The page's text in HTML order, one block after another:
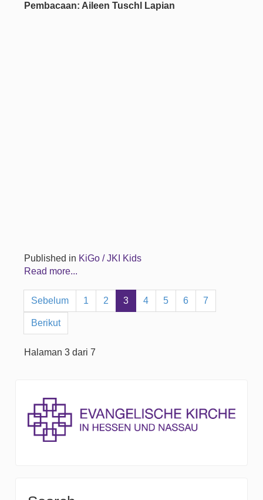
Pembacaan: Aileen Tuschl Lapian
Published in KiGo / JKI Kids
Read more...
Sebelum 1 2 3 4 5 6 7
Berikut
Halaman 3 dari 7